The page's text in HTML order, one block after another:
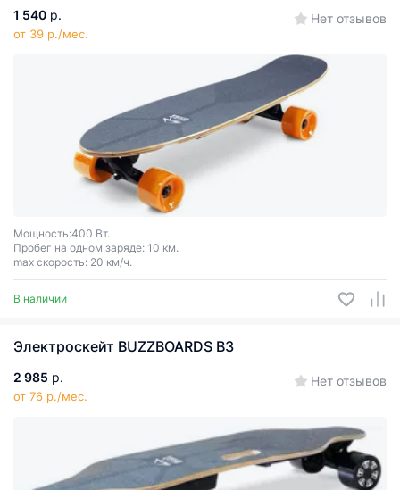
1 540 р.
от 39 р./мес.
Нет отзывов
Мощность:400 Вт.
Пробег на одном заряде: 10 км.
max скорость: 20 км/ч.
В наличии
Электроскейт BUZZBOARDS B3
2 985 р.
от 76 р./мес.
Нет отзывов